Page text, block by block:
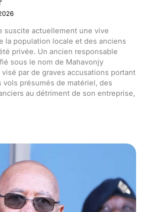
suscite actuellement une vive
la population locale et des anciens
privée. Un ancien responsable
sous le nom de Mahavonjy
par de graves accusations portant
vols présumés de matériel, des
au détriment de son entreprise,